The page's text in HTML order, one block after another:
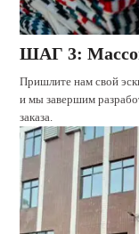
ШАГ 3:
Пришлите нам свой
и мы завершим
заказа.